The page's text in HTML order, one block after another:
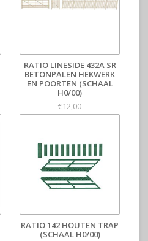
RATIO LINESIDE 432A SR
BETONPALEN HEKWERK
EN POORTEN (SCHAAL
H0/00)
€12,00
RATIO 142 HOUTEN TRAP
(SCHAAL H0/00)